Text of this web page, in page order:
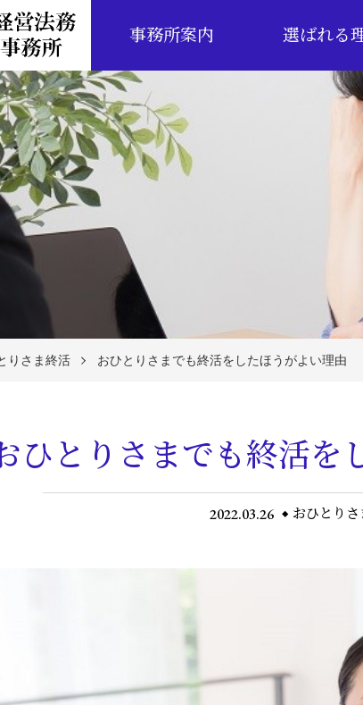
事務所案内 選ばれる
りさま終活 おひとりさまでも終活をしたほうがよい理由
ひとりさまでも終活を
2022.03.26 おひとり